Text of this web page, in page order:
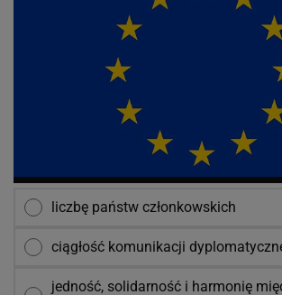
liczbę państw członkowskich
ciągłość komunikacji
jedność, solidarność i harmonię